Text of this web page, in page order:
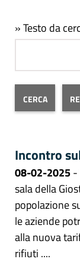
» Testo da
Incontro
08-02-2025-
sala della
popolazione
le aziende
alla nuova
rifiuti ....